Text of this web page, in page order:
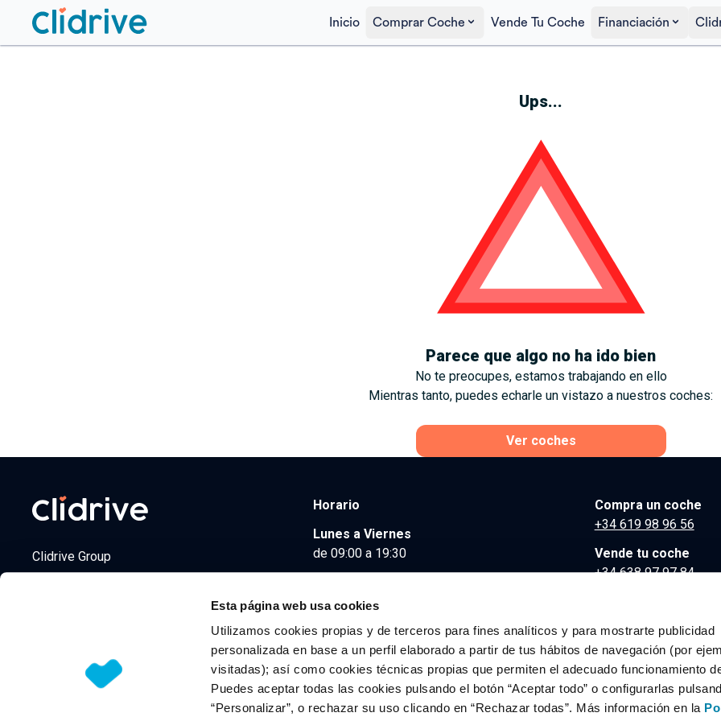
Esta página web usa cookies
Utilizamos cookies propias y de terceros para fines analíticos y para mostrarte publicidad
personalizada en base a un perfil elaborado a partir de tus hábitos de navegación (por
visitadas); así como cookies técnicas propias que permiten el adecuado funcionamiento
Puedes aceptar todas las cookies pulsando el botón “Aceptar todo” o configurarlas
“Personalizar”, o rechazar su uso clicando en “Rechazar todas”. Más información en la
Inicio Comprar Coche Vende Tu Coche Financiación
Ups...
Parece que algo no ha ido bien
No te preocupes, estamos trabajando en ello
Mientras tanto, puedes echarle un vistazo a nuestros coches:
Ver coches
Clidrive Group
Horario
Lunes a Viernes
de 09:00 a 19:30
Compra un coche
+34 619 98 96 56
Vende tu coche
+34 638 97 97 84
© 2026 CLIDRIVE CAPITAL, SOCIEDAD LIMITADA. Todos los derechos reservados.